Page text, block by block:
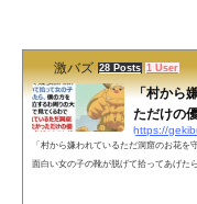
激バズ 28 Posts 1 User
「村から
ただけの
https://
「村から嫌われているただ洞窟のお花
面白い女の子の靴が脱げて拾ってあげた